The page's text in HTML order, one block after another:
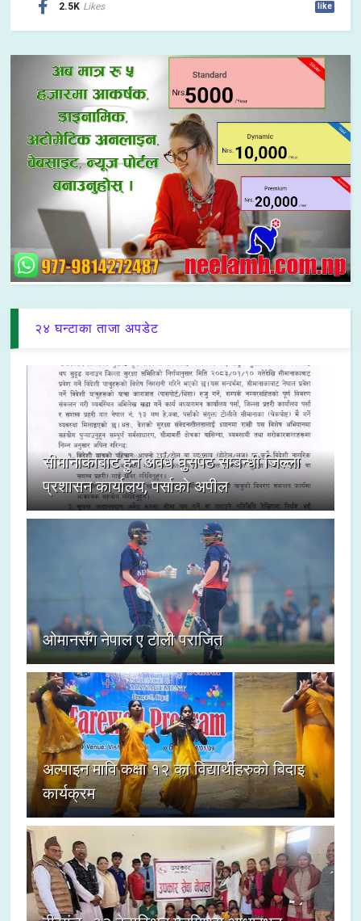
2.5K Likes like
२४ घन्टाका ताजा अपडेट
सीमानाकाबाट हुने अवैध घुसपैठ सम्बन्धी जिल्ला
प्रशासन कार्यालय, पर्साको अपील
ओमानसँग नेपाल ए टोली पराजित
अल्पाइन मावि कक्षा १२ का विद्यार्थीहरुको बिदाइ
कार्यक्रम